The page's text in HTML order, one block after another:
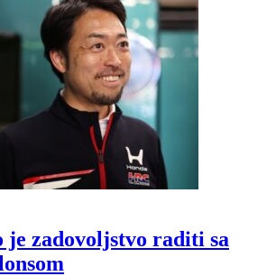
je zadovoljstvo raditi sa